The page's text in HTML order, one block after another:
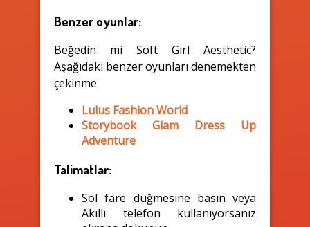
Benzer oyunlar:
Beğedin mi Soft Girl Aesthetic?
Aşağıdaki benzer oyunları denemekten
çekinme:
Lulus Fashion World
Storybook Glam Dress Up
Adventure
Talimatlar:
Sol fare düğmesine basın veya
Akıllı telefon kullanıyorsanız